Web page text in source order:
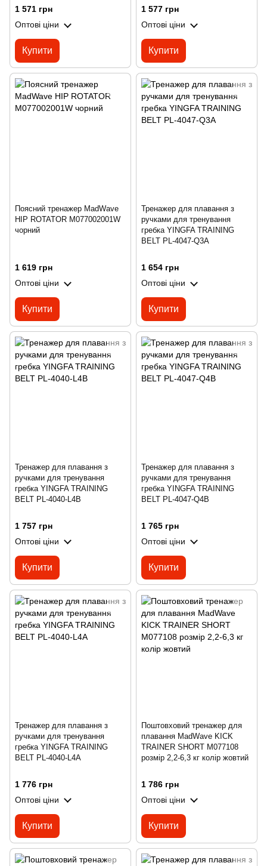
1 571 грн
Оптові ціни
Купити
1 577 грн
Оптові ціни
Купити
Поясний тренажер MadWave
HIP ROTATOR M077002001W
чорний
1 619 грн
Оптові ціни
Купити
Тренажер для плавання з
ручками для тренування
гребка YINGFA TRAINING
BELT PL-4047-Q3A
1 654 грн
Оптові ціни
Купити
Тренажер для плавання з
ручками для тренування
гребка YINGFA TRAINING
BELT PL-4040-L4B
1 757 грн
Оптові ціни
Купити
Тренажер для плавання з
ручками для тренування
гребка YINGFA TRAINING
BELT PL-4047-Q4B
1 765 грн
Оптові ціни
Купити
Тренажер для плавання з
ручками для тренування
гребка YINGFA TRAINING
BELT PL-4040-L4A
1 776 грн
Оптові ціни
Купити
Поштовховий тренажер для
плавання MadWave KICK
TRAINER SHORT M077108
розмір 2,2-6,3 кг колір жовтий
1 786 грн
Оптові ціни
Купити